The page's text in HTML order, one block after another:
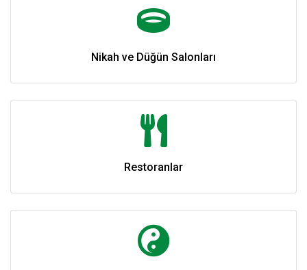
Nikah ve Düğün Salonları
Restoranlar